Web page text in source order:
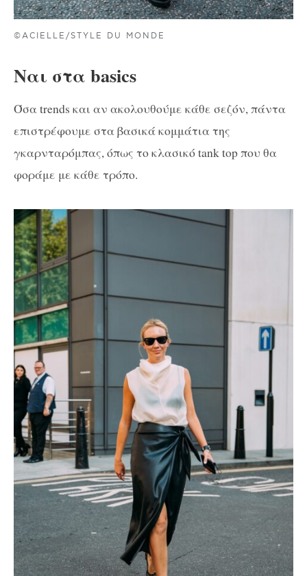
©ACIELLE/STYLE DU MONDE
Ναι στα basics
Όσα trends και αν ακολουθούμε κάθε σεζόν, πάντα
επιστρέφουμε στα βασικά κομμάτια της
γκαρνταρόμπας, όπως το κλασικό tank top που θα
φοράμε με κάθε τρόπο.